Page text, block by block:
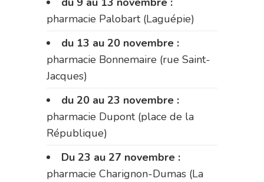
pharmacie Palobart (Laguépie)
du 13 au 20 novembre :
pharmacie Bonnemaire (rue Saint-
Jacques)
du 20 au 23 novembre :
pharmacie Dupont (place de la
République)
Du 23 au 27 novembre :
pharmacie Charignon-Dumas (La